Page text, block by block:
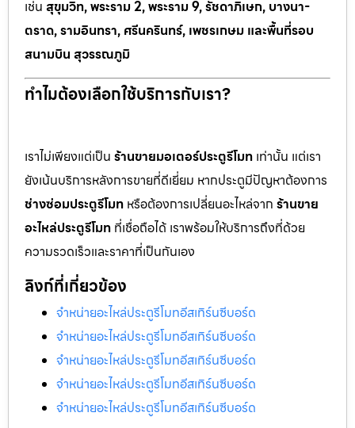
เช่น สุขุมวิท, พระราม 2, พระราม 9, รัชดาภิเษก, บางนา-
ตราด, รามอินทรา, ศรีนครินทร์, เพชรเกษม และพื้นที่รอบ
สนามบิน สุวรรณภูมิ
ทำไมต้องเลือกใช้บริการกับเรา?
เราไม่เพียงแต่เป็น ร้านขายมอเตอร์ประตูรีโมท เท่านั้น แต่เรา
ยังเน้นบริการหลังการขายที่ดีเยี่ยม หากประตูมีปัญหาต้องการ
ช่างซ่อมประตูรีโมท หรือต้องการเปลี่ยนอะไหล่จาก ร้านขาย
อะไหล่ประตูรีโมท ที่เชื่อถือได้ เราพร้อมให้บริการถึงที่ด้วย
ความรวดเร็วและราคาที่เป็นกันเอง
ลิงก์ที่เกี่ยวข้อง
จำหน่ายอะไหล่ประตูรีโมทอีสเทิร์นซีบอร์ด
จำหน่ายอะไหล่ประตูรีโมทอีสเทิร์นซีบอร์ด
จำหน่ายอะไหล่ประตูรีโมทอีสเทิร์นซีบอร์ด
จำหน่ายอะไหล่ประตูรีโมทอีสเทิร์นซีบอร์ด
จำหน่ายอะไหล่ประตูรีโมทอีสเทิร์นซีบอร์ด